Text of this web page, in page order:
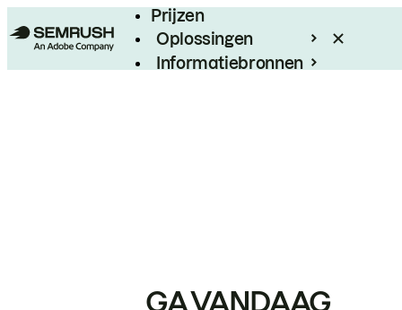
Prijzen
Oplossingen
Informatiebronnen
GA VANDAAG